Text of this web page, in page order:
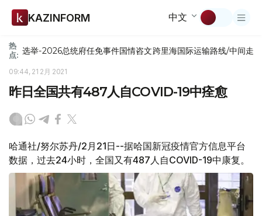
KAZINFORM 中文
热
点: 选举-2026总统府任免事件国情咨文跨里海国际运输路线/中间走廊
09:44, 21 2月 2021
昨日全国共有487人自COVID-19中痊愈
哈通社/努尔苏丹/2月21日--据哈国新冠疫情官方信息平台
数据，过去24小时，全国又有487人自COVID-19中康复。